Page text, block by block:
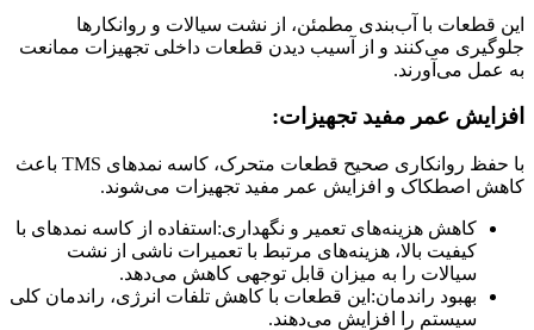
این قطعات با آب‌بندی مطمئن، از نشت سیالات و روانکارها
جلوگیری می‌کنند و از آسیب دیدن قطعات داخلی تجهیزات ممانعت
به عمل می‌آورند.
افزایش عمر مفید تجهیزات:
با حفظ روانکاری صحیح قطعات متحرک، کاسه نمدهای TMS باعث
کاهش اصطکاک و افزایش عمر مفید تجهیزات می‌شوند.
کاهش هزینه‌های تعمیر و نگهداری:استفاده از کاسه نمدهای با
کیفیت بالا، هزینه‌های مرتبط با تعمیرات ناشی از نشت
سیالات را به میزان قابل توجهی کاهش می‌دهد.
بهبود راندمان:این قطعات با کاهش تلفات انرژی، راندمان کلی
سیستم را افزایش می‌دهند.